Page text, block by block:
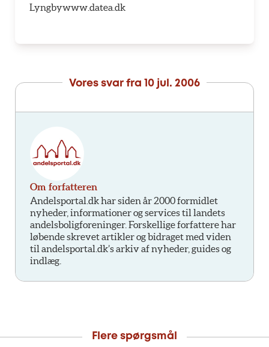
Lyngbywww.datea.dk
Vores svar fra 10 jul. 2006
Om forfatteren
Andelsportal.dk har siden år 2000 formidlet
nyheder, informationer og services til landets
andelsboligforeninger. Forskellige forfattere har
løbende skrevet artikler og bidraget med viden
til andelsportal.dk’s arkiv af nyheder, guides og
indlæg.
Flere spørgsmål